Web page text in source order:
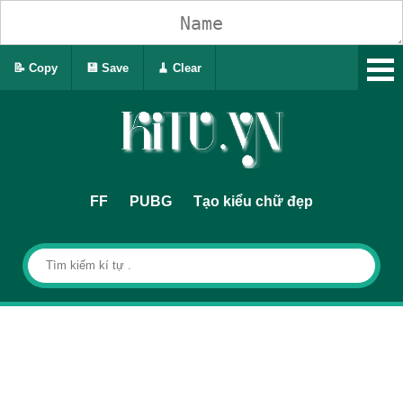
FF PUBG Tạo kiểu chữ đẹp
📝 Copy 💾 Save 🧹 Clear